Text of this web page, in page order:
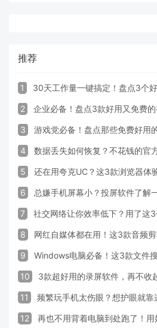
推荐
1 30天工作量一键搞定！盘点3个
2 企业必备！盘点3款好用又免费
3 游戏党必备！盘点那些免费好用
4 数据丢失如何恢复？不花钱的官
5 还在用夸克UC？这3款浏览器体
6 总嫌手机屏幕小？投屏软件了解
7 社交网络让你效率低下？用了这3
8 网红自媒体都在用！这3款音频
9 Windows电脑必备！这3款文件
10 3款超好用的录屏软件，再不收
11 频繁玩手机太伤眼？想护眼就靠
12 再也不用背着电脑到处跑了！